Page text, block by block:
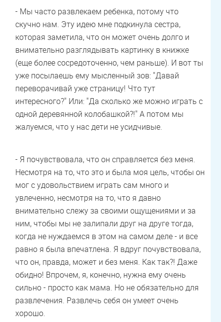
- Мы часто развлекаем ребенка, потому что
скучно нам. Эту идею мне подкинула сестра,
которая заметила, что он может очень долго и
внимательно разглядывать картинку в книжке
(еще более сосредоточенно, чем раньше). И вот ты
уже посылаешь ему мысленный зов: "Давай
переворачивай уже страницу! Что тут
интересного?" Или: "Да сколько же можно играть с
одной деревянной колобашкой?!" А потом мы
жалуемся, что у нас дети не усидчивые.
- Я почувствовала, что он справляется без меня.
Несмотря на то, что это и была моя цель, чтобы он
мог с удовольствием играть сам много и
увлеченно, несмотря на то, что я давно
внимательно слежу за своими ощущениями и за
ним, чтобы мы не залипали друг на друге тогда,
когда не нуждаемся в этом на самом деле - и все
равно я была впечатлена. Я вдруг почувствовала,
что он, правда, может и без меня. Как так?! Даже
обидно! Впрочем, я, конечно, нужна ему очень
сильно - просто как мама. Но не обязательно для
развлечения. Развлечь себя он умеет очень
хорошо.